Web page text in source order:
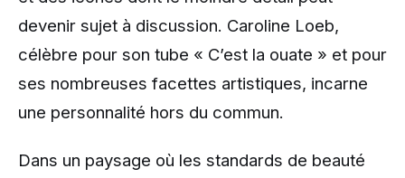
devenir sujet à discussion. Caroline Loeb,
célèbre pour son tube « C’est la ouate » et pour
ses nombreuses facettes artistiques, incarne
une personnalité hors du commun.
Dans un paysage où les standards de beauté